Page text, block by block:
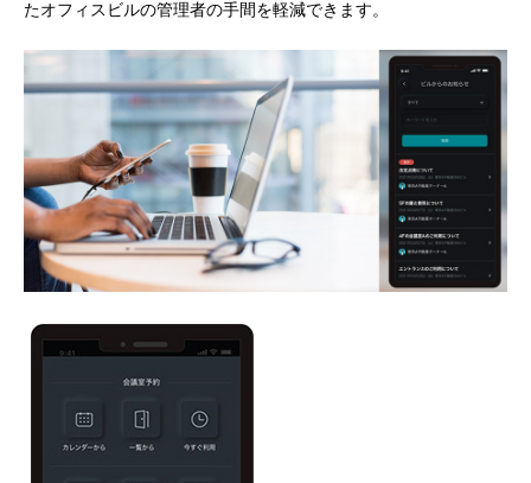
たオフィスビルの管理者の手間を軽減できます。